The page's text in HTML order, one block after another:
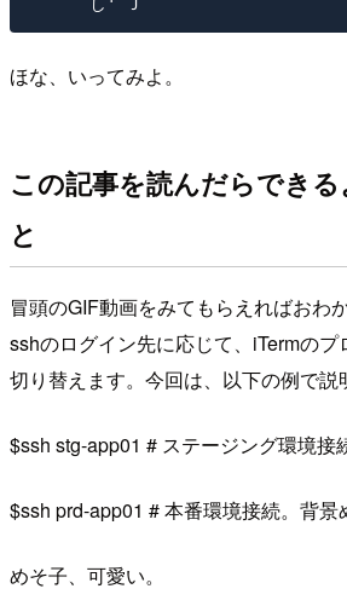
ほな、いってみよ。
この記事を読んだらでき
と
冒頭のGIF動画をみてもらえればおわ
sshのログイン先に応じて、iTermの
切り替えます。今回は、以下の例で説
$ssh stg-app01 # ステージング環境接
$ssh prd-app01 # 本番環境接続。背景
めそ子、可愛い。